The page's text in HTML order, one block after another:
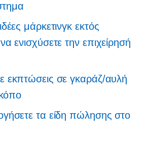
μάρκετινγκ εκτός
ενισχύσετε την επιχείρησή
εκπτώσεις σε γκαράζ/αυλή
κόπο
τα είδη πώλησης στο